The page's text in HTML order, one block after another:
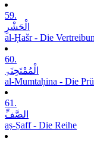
59.
الْحَشْرِ
al-Ḥašr - Die
60.
الْمُمْتَحِنَۃِ
al-Mumtaḥina - Die
61.
الصَّفِّ
aṣ-Ṣaff - Die Reihe